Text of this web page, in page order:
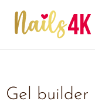
Gel builder